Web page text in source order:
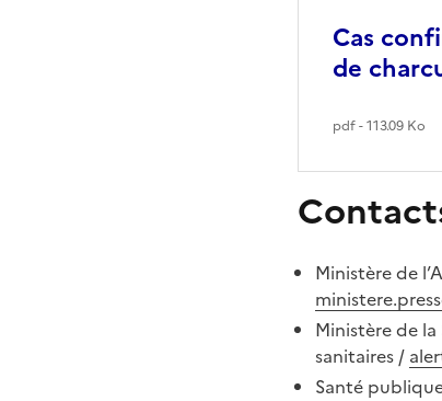
Cas
de
pdf - 113.09 Ko
Ministère de
Ministère de la
sanitaires /
Santé